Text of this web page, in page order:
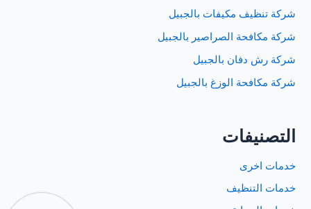
شركة تنظيف مكيفات بالجبيل
شركة مكافحة الصراصير بالجبيل
شركة رش دفان بالجبيل
شركة مكافحة الوزغ بالجبيل
التصنيفات
خدمات اخرى
خدمات التنظيف